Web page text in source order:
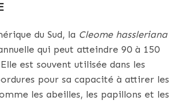
du Sud, la Cleome hassleriana
qui peut atteindre 90 à 150
est souvent utilisée dans les
pour sa capacité à attirer les
les abeilles, les papillons et les